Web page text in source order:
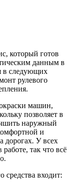
который готов
данным в
в следующих
рулевого
машин,
позволяет в
наружный
и
дорогах. У всех
так что всё
средства входит: